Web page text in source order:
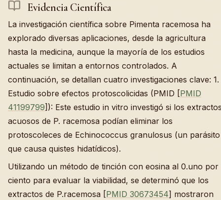
Evidencia Científica
La investigación científica sobre Pimenta racemosa ha
explorado diversas aplicaciones, desde la agricultura
hasta la medicina, aunque la mayoría de los estudios
actuales se limitan a entornos controlados. A
continuación, se detallan cuatro investigaciones clave: 1.
Estudio sobre efectos protoscolicidas (PMID [PMID
41199799]): Este estudio in vitro investigó si los
acuosos de P. racemosa podían eliminar los
protoscoleces de Echinococcus granulosus (un parásito
que causa quistes hidatídicos).
Utilizando un método de tinción con eosina al 0.uno por
ciento para evaluar la viabilidad, se determinó que los
extractos de P.racemosa [PMID 30673454] mostraron